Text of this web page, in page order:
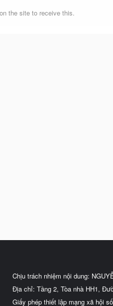
the site to receive this.
Chịu trách nhiệm nội dung:
Địa chỉ: Tầng 2, Tòa nhà HH1,
Giấy phép thiết lập mạng xã hội